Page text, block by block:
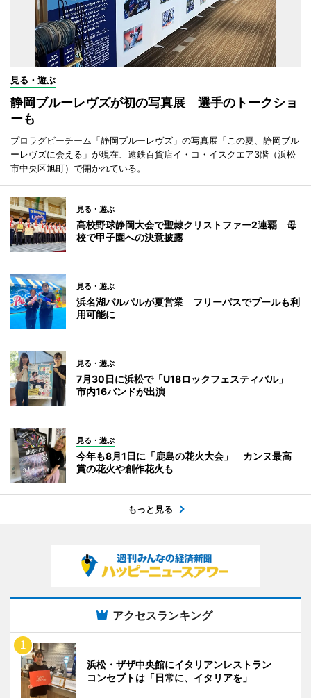
見る・遊ぶ
静岡ブルーレヴズが初の写真展 選手のトークショ
ーも
プロラグビーチーム「静岡ブルーレヴズ」の写真展「この夏、静岡ブル
ーレヴズに会える」が現在、遠鉄百貨店イ・コ・イスクエア3階（浜松
市中央区旭町）で開かれている。
見る・遊ぶ
高校野球静岡大会で聖隷クリストファー2連覇 母
校で甲子園への決意披露
見る・遊ぶ
浜名湖パルパルが夏営業 フリーパスでプールも利
用可能に
見る・遊ぶ
7月30日に浜松で「U18ロックフェスティバル」
市内16バンドが出演
見る・遊ぶ
今年も8月1日に「鹿島の花火大会」 カンヌ最高
賞の花火や創作花火も
もっと見る
アクセスランキング
浜松・ザザ中央館にイタリアンレストラン
コンセプトは「日常に、イタリアを」